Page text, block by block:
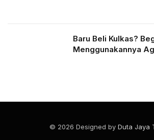
Baru Beli Kulkas?
Menggunakannya
© 2026 Designed by Duta Jaya